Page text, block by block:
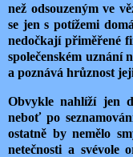
než odsouzeným ve
se jen s potížemi
nedočkají přiměřené
společenském uznání
a poznává hrůznost
Obvykle nahlíží jen
neboť po
ostatně by nemělo
netečnosti a svévole